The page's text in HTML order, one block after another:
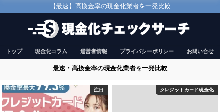
【最速】高換金率の現金化業者を一発比較
トップ 現金化コラム 運営者情報 プライバシーポリシー お問い合せ
最速・高換金率の現金化業者を一発比較
注目 クレジットカード現金化